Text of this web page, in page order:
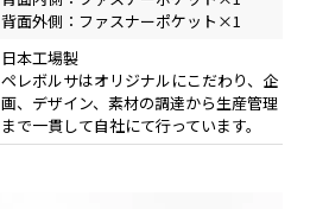
背面外側：ファスナーポケット×1
日本工場製
ペレボルサはオリジナルにこだわり、企
画、デザイン、素材の調達から生産管理
まで一貫して自社にて行っています。